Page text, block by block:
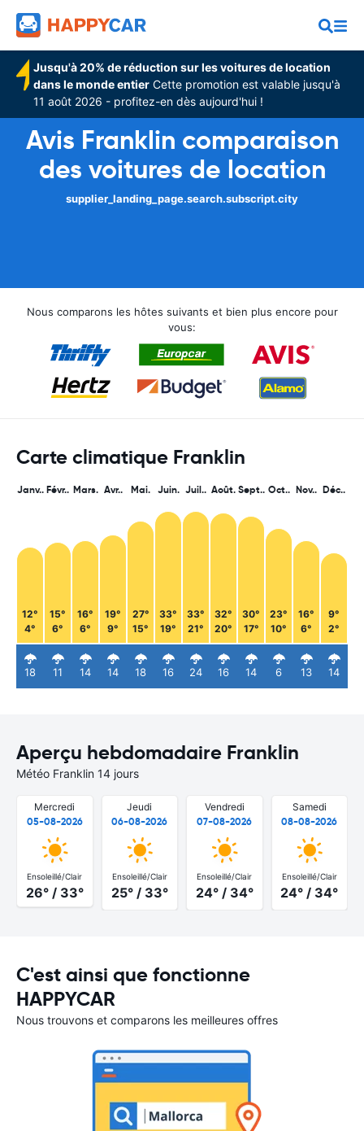
Jusqu'à 20% de réduction sur les voitures de location
dans le monde entier Cette promotion est valable jusqu'à
11 août 2026 - profitez-en dès aujourd'hui !
Avis Franklin comparaison
des voitures de location
supplier_landing_page.search.subscript.city
Nous comparons les hôtes suivants et bien plus encore pour
vous:
Carte climatique Franklin
Janv..
12°
4°
18
Févr..
15°
6°
11
Mars.
16°
6°
14
Avr..
19°
9°
14
Mai.
27°
15°
18
Juin.
33°
19°
16
Juil..
33°
21°
24
Août.
32°
20°
16
Sept..
30°
17°
14
Oct..
23°
10°
6
Nov..
16°
6°
13
Déc..
9°
2°
14
Aperçu hebdomadaire Franklin
Météo Franklin 14 jours
Mercredi
05-08-2026
Ensoleillé/Clair
26° / 33°
Jeudi
06-08-2026
Ensoleillé/Clair
25° / 33°
Vendredi
07-08-2026
Ensoleillé/Clair
24° / 34°
Samedi
08-08-2026
Ensoleillé/Clair
24° / 34°
C'est ainsi que fonctionne
HAPPYCAR
Nous trouvons et comparons les meilleures offres